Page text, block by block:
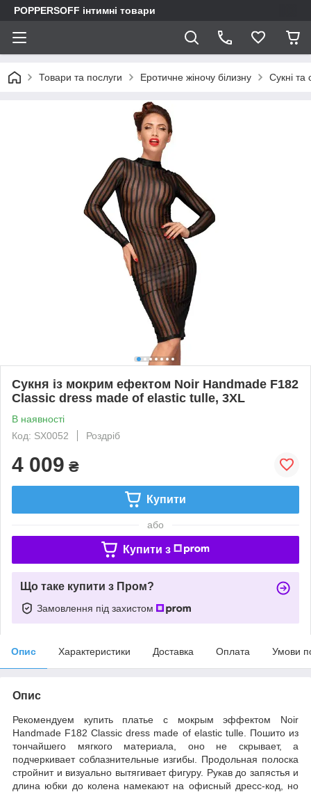
POPPERSOFF інтимні товари
Товари та послуги Еротичне жіночу білизну Сукні та
Сукня із мокрим ефектом Noir Handmade F182
Classic dress made of elastic tulle, 3XL
В наявності
Код: SX0052
Роздріб
4 009 ₴
Купити
або
Купити з
Що таке купити з Пром?
Замовлення під захистом
Опис Характеристики Доставка Оплата Умови
Опис
Рекомендуем купить платье с мокрым эффектом Noir
Handmade F182 Classic dress made of elastic tulle. Пошито из
тончайшего мягкого материала, оно не скрывает, а
подчеркивает соблазнительные изгибы. Продольная полоска
стройнит и визуально вытягивает фигуру. Рукав до запястья и
длина юбки до колена намекают на офисный дресс-код, но